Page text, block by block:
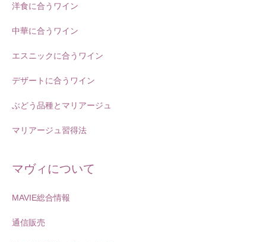
洋食に合うワイン
中華に合うワイン
エスニックに合うワイン
デザートに合うワイン
ぶどう品種とマリアージュ
マリアージュ習得法
マヴィについて
MAVIE総合情報
通信販売